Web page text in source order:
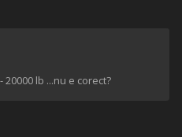
20000 lb ...nu e corect?